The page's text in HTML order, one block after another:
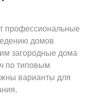
профессиональные
домов
загородные дома
по типовым
варианты для